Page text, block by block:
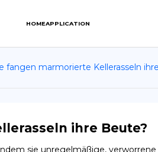
HOMEAPPLICATION
Terms
fangen marmorierte Kellerasseln
ihre Beute?
sie unregelmäßige,